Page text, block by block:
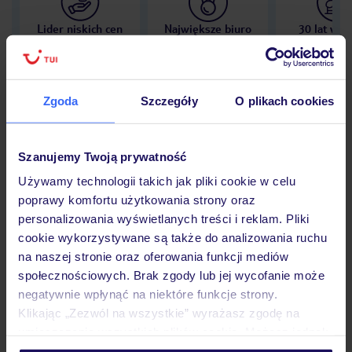
Zgoda Szczegóły O plikach cookies
Szanujemy Twoją prywatność
Używamy technologii takich jak pliki cookie w celu
poprawy komfortu użytkowania strony oraz
personalizowania wyświetlanych treści i reklam. Pliki
cookie wykorzystywane są także do analizowania ruchu
na naszej stronie oraz oferowania funkcji mediów
społecznościowych. Brak zgody lub jej wycofanie może
negatywnie wpłynąć na niektóre funkcje strony.
Klikając „Zezwól na wszystkie” wyrażasz zgodę na
Lider niskich cen
Największe biuro
30 lat w
Opinie
Pokoje
Wyżywienie